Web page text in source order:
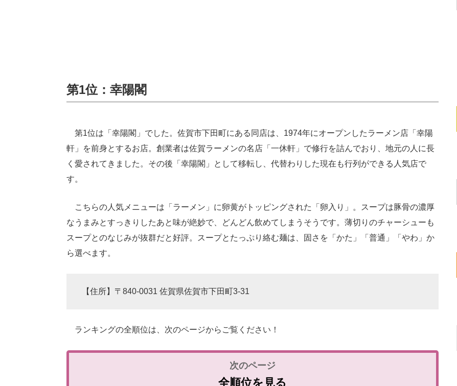
第1位：幸陽閣
第1位は「幸陽閣」でした。佐賀市下田町にある同店は、1974年にオープンしたラーメン店「幸陽
軒」を前身とするお店。創業者は佐賀ラーメンの名店「一休軒」で修行を詰んでおり、地元の人に長
く愛されてきました。その後「幸陽閣」として移転し、代替わりした現在も行列ができる人気店で
す。
こちらの人気メニューは「ラーメン」に卵黄がトッピングされた「卵入り」。スープは豚骨の濃厚
なうまみとすっきりしたあと味が絶妙で、どんどん飲めてしまうそうです。薄切りのチャーシューも
スープとのなじみが抜群だと好評。スープとたっぷり絡む麺は、固さを「かた」「普通」「やわ」か
ら選べます。
【住所】〒840-0031 佐賀県佐賀市下田町3-31
ランキングの全順位は、次のページからご覧ください！
全順位を見る